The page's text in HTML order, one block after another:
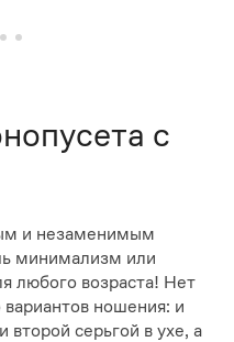
с
и незаменимым
минимализм или
любого возраста! Нет
ношения: и
второй серьгой в ухе, а